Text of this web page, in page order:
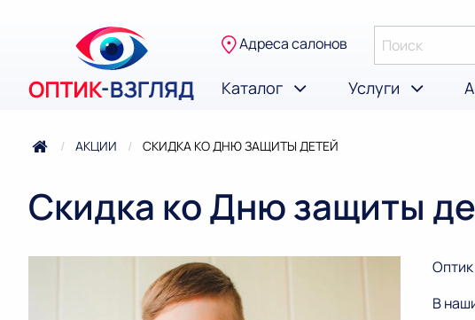
Адреса салонов
Каталог Услуги
АКЦИИ ТЕКУЩАЯ:
СКИДКА КО ДНЮ ЗАЩИТЫ ДЕТЕЙ
Скидка ко Дню защиты
В